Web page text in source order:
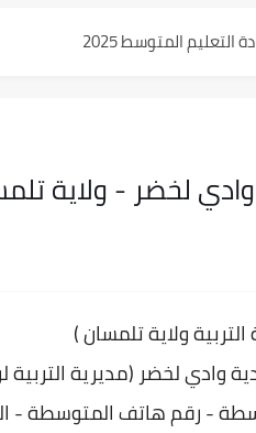
المتوسط 2025
بيام 2025
رسمية...
التعليم المتوسط السب الساعة...
لخضر - ولاية
(ولاية تلمسان
وادي لخضر (مديرية التربية
- رقم هاتف المتوسطة -